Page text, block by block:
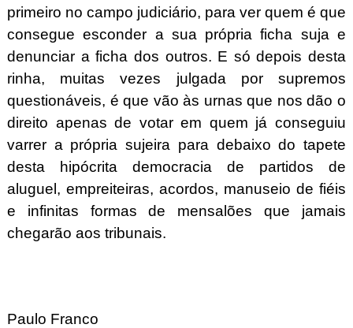
primeiro no campo judiciário, para ver quem é que
consegue esconder a sua própria ficha suja e
denunciar a ficha dos outros. E só depois desta
rinha, muitas vezes julgada por supremos
questionáveis, é que vão às urnas que nos dão o
direito apenas de votar em quem já conseguiu
varrer a própria sujeira para debaixo do tapete
desta hipócrita democracia de partidos de
aluguel, empreiteiras, acordos, manuseio de fiéis
e infinitas formas de mensalões que jamais
chegarão aos tribunais.
Paulo Franco